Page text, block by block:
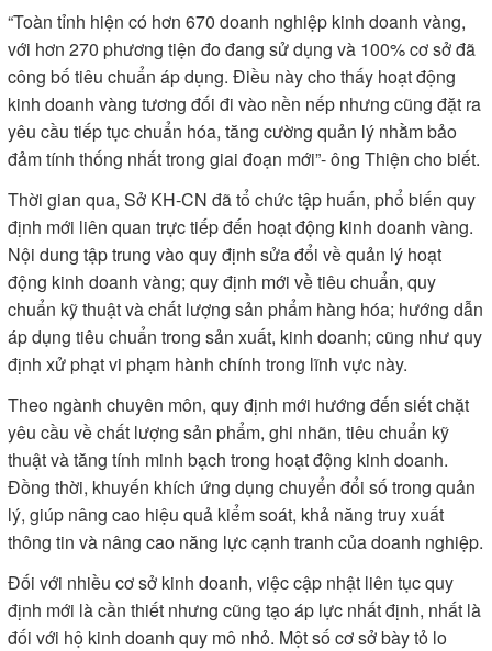
“Toàn tỉnh hiện có hơn 670 doanh nghiệp kinh doanh vàng,
với hơn 270 phương tiện đo đang sử dụng và 100% cơ sở đã
công bố tiêu chuẩn áp dụng. Điều này cho thấy hoạt động
kinh doanh vàng tương đối đi vào nền nếp nhưng cũng đặt ra
yêu cầu tiếp tục chuẩn hóa, tăng cường quản lý nhằm bảo
đảm tính thống nhất trong giai đoạn mới”- ông Thiện cho biết.
Thời gian qua, Sở KH-CN đã tổ chức tập huấn, phổ biến quy
định mới liên quan trực tiếp đến hoạt động kinh doanh vàng.
Nội dung tập trung vào quy định sửa đổi về quản lý hoạt
động kinh doanh vàng; quy định mới về tiêu chuẩn, quy
chuẩn kỹ thuật và chất lượng sản phẩm hàng hóa; hướng dẫn
áp dụng tiêu chuẩn trong sản xuất, kinh doanh; cũng như quy
định xử phạt vi phạm hành chính trong lĩnh vực này.
Theo ngành chuyên môn, quy định mới hướng đến siết chặt
yêu cầu về chất lượng sản phẩm, ghi nhãn, tiêu chuẩn kỹ
thuật và tăng tính minh bạch trong hoạt động kinh doanh.
Đồng thời, khuyến khích ứng dụng chuyển đổi số trong quản
lý, giúp nâng cao hiệu quả kiểm soát, khả năng truy xuất
thông tin và nâng cao năng lực cạnh tranh của doanh nghiệp.
Đối với nhiều cơ sở kinh doanh, việc cập nhật liên tục quy
định mới là cần thiết nhưng cũng tạo áp lực nhất định, nhất là
đối với hộ kinh doanh quy mô nhỏ. Một số cơ sở bày tỏ lo